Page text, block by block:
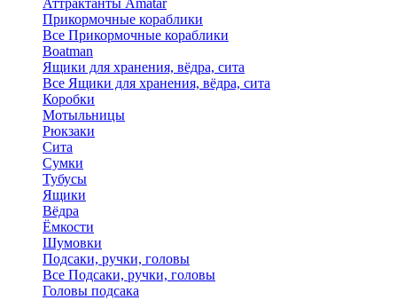
Аттрактанты Amatar
Прикормочные кораблики
Все Прикормочные кораблики
Boatman
Ящики для хранения, вёдра, сита
Все Ящики для хранения, вёдра, сита
Коробки
Мотыльницы
Рюкзаки
Сита
Сумки
Тубусы
Ящики
Вёдра
Ёмкости
Шумовки
Подсаки, ручки, головы
Все Подсаки, ручки, головы
Головы подсака